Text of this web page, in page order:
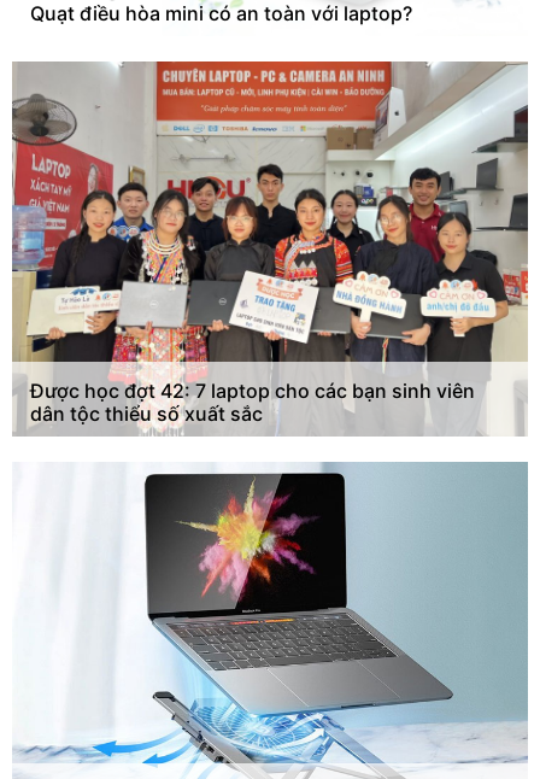
Quạt điều hòa mini có an toàn với laptop?
Được học đợt 42: 7 laptop cho các bạn sinh viên
dân tộc thiểu số xuất sắc